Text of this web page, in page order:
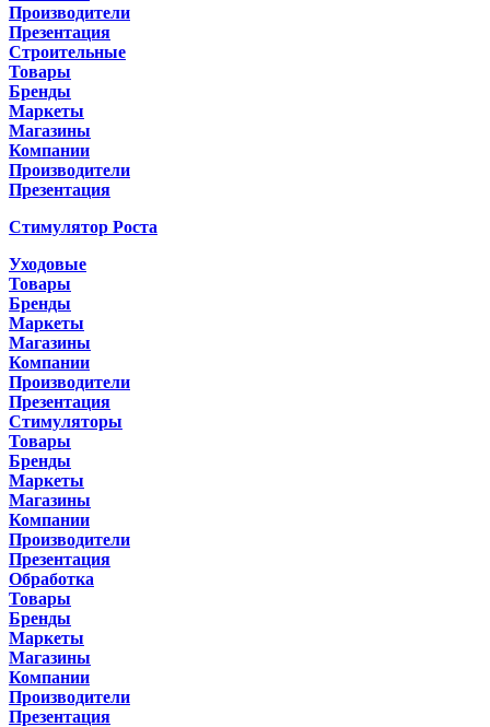
Производители
Презентация
Строительные
Товары
Бренды
Маркеты
Магазины
Компании
Производители
Презентация
Стимулятор Роста
Уходовые
Товары
Бренды
Маркеты
Магазины
Компании
Производители
Презентация
Стимуляторы
Товары
Бренды
Маркеты
Магазины
Компании
Производители
Презентация
Обработка
Товары
Бренды
Маркеты
Магазины
Компании
Производители
Презентация